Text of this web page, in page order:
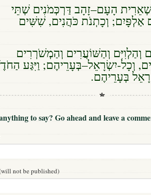
הָעָם–זָהָב דַּרְכְּמֹנִים שְׁתֵּי
אַלְפָּיִם; וְכָתְנֹת כֹּהֲנִים, שִׁשִּׁים
וְהַלְוִיִּם וְהַשּׁוֹעֲרִים וְהַמְשֹׁרְרִים
וְכָל-יִשְׂרָאֵל–בְּעָרֵיהֶם; וַיִּגַּע
בְּעָרֵיהֶם.
to say? Go ahead and leave a
not be published)